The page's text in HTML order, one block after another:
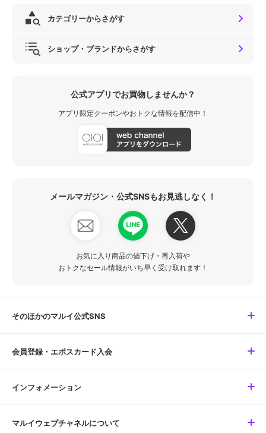
カテゴリーからさがす
ショップ・ブランドからさがす
公式アプリでお買物しませんか？
アプリ限定クーポンやおトクな情報を配信中！
メールマガジン・公式SNSもお見逃しなく！
お気に入り商品の値下げ・再入荷や
おトクなセール情報がいち早く受け取れます！
そのほかのマルイ公式SNS
会員登録・エポスカード入会
インフォメーション
マルイウェブチャネルについて